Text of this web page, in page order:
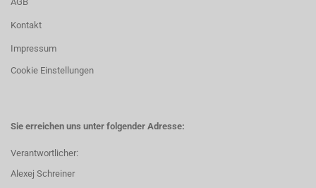
Kontakt
Impressum
Cookie Einstellungen
Sie erreichen uns unter folgender Adresse:
Verantwortlicher:
Alexej Schreiner